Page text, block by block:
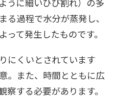
る過程で水分が蒸発し、
て発生したものです。
にくいとされています
。また、時間とともに広
察する必要があります。